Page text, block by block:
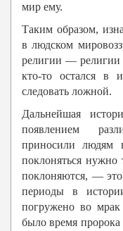
мир ему.
Таким образом,
в людском
религии — религии
кто-то остался в
следовать ложной.
Дальнейшая
появлением
приносили людям
поклоняться
поклоняются, —
периоды в
погружено во мрак
было время